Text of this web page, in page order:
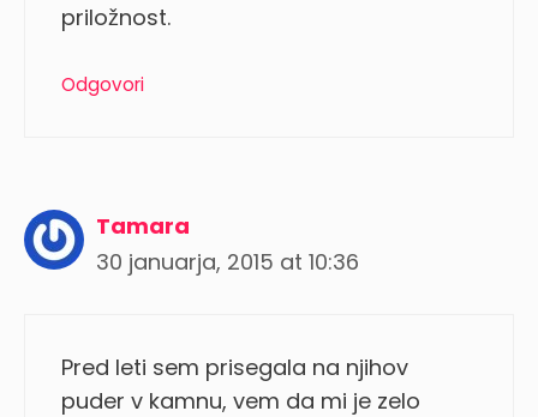
priložnost.
Odgovori
Tamara
30 januarja, 2015 at 10:36
Pred leti sem prisegala na njihov
puder v kamnu, vem da mi je zelo